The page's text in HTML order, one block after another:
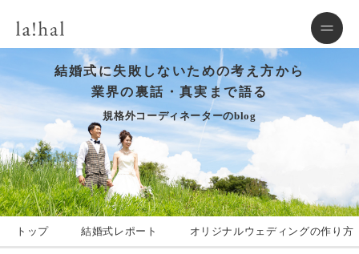
結婚式に失敗しないための考え方から
業界の裏話・真実まで語る
規格外コーディネーターのblog
トップ 結婚式レポート オリジナルウェディングの作り方